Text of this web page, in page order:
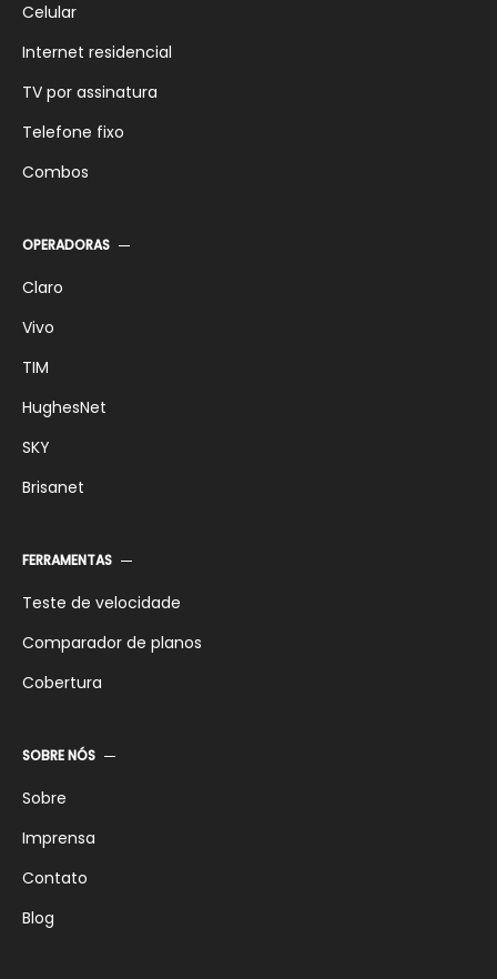
Celular
Internet residencial
TV por assinatura
Telefone fixo
Combos
OPERADORAS
Claro
Vivo
TIM
HughesNet
SKY
Brisanet
FERRAMENTAS
Teste de velocidade
Comparador de planos
Cobertura
SOBRE NÓS
Sobre
Imprensa
Contato
Blog